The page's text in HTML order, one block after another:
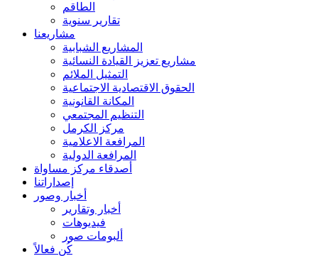
الطاقم
تقارير سنوية
مشاريعنا
المشاريع الشبابية
مشاريع تعزيز القيادة النسائية
التمثيل الملائم
الحقوق الاقتصادية الاجتماعية
المكانة القانونية
التنظيم المجتمعي
مركز الكرمل
المرافعة الاعلامية
المرافعة الدولية
أصدقاء مركز مساواة
إصداراتنا
أخبار وصور
أخبار وتقارير
فيديوهات
ألبومات صور
كُن فعالاً